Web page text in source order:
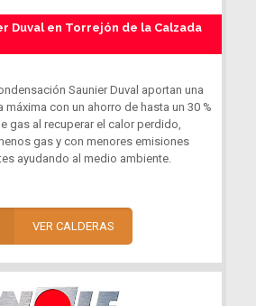
Duval en Torrejón de la Calzada
Saunier Duval aportan una
máxima con un ahorro de hasta un 30 %
gas al recuperar el calor perdido,
gas y con menores emisiones
ayudando al medio ambiente.
VER CALDERAS